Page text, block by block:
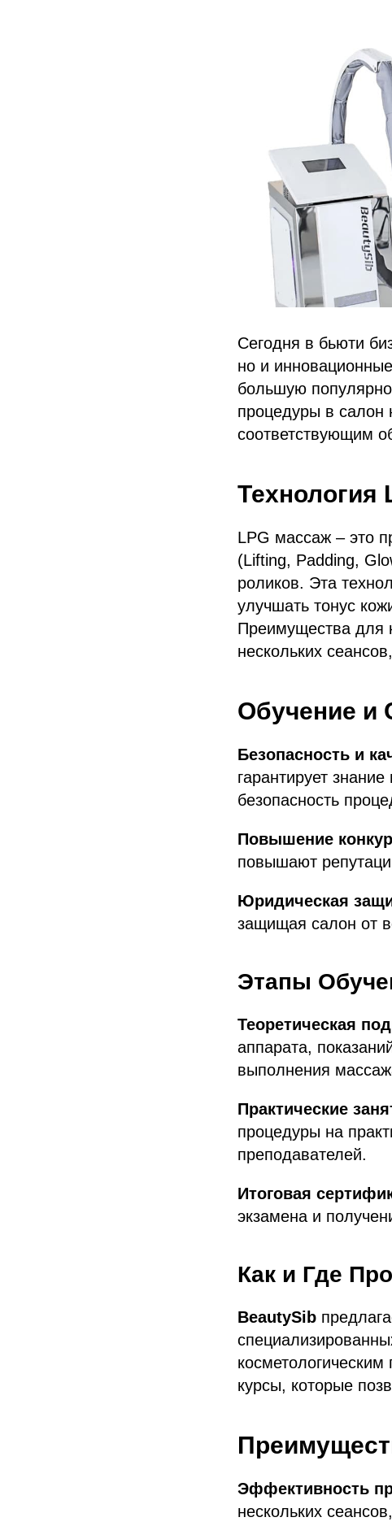
Сегодня в бьюти
но и
большую
процедуры в
соответствующим
Технология
LPG массаж – это
(Lifting, Padding,
роликов. Эта
улучшать тонус
Преимущества для
нескольких
Обучение и
Безопасность и
гарантирует
безопасность
Повышение
повышают
Юридическая
защищая салон от
Этапы
Теоретическая
аппарата,
выполнения
Практические
процедуры на
преподавателей.
Итоговая
экзамена и
Как и Где
BeautySib
курсы, которые
Эффективность
нескольких